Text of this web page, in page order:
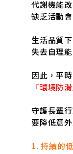
代謝機能改
缺乏活動
生活品質下
失去自理
因此，平
「環境防
守護長輩
要降低意
1. 持續的